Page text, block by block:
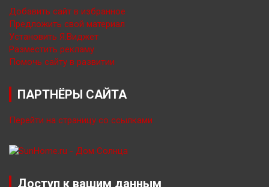
Добавить сайт в избранное
Предложить свой материал
Установить Я.Виджет
Разместить рекламу
Помочь сайту в развитии
ПАРТНЁРЫ САЙТА
Перейти на страницу со ссылками
Доступ к вашим данным